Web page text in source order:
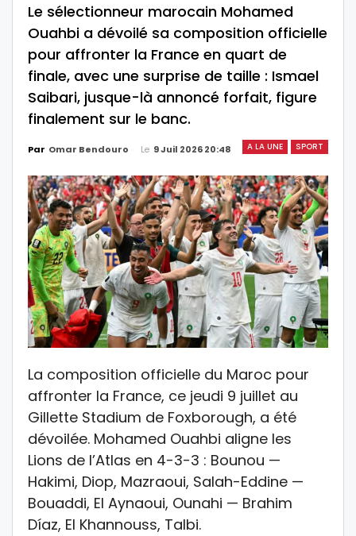
Le sélectionneur marocain Mohamed
Ouahbi a dévoilé sa composition officielle
pour affronter la France en quart de
finale, avec une surprise de taille : Ismael
Saibari, jusque-là annoncé forfait, figure
finalement sur le banc.
A LA UNE SPORT
Par Omar Bendouro Le 9 Juil 2026 20:48
La composition officielle du Maroc pour
affronter la France, ce jeudi 9 juillet au
Gillette Stadium de Foxborough, a été
dévoilée. Mohamed Ouahbi aligne les
Lions de l’Atlas en 4-3-3 : Bounou —
Hakimi, Diop, Mazraoui, Salah-Eddine —
Bouaddi, El Aynaoui, Ounahi — Brahim
Díaz, El Khannouss, Talbi.